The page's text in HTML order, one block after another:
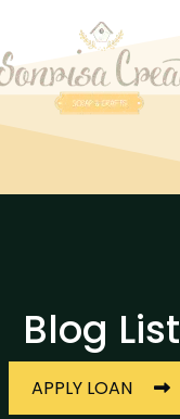
Blog List
APPLY LOAN